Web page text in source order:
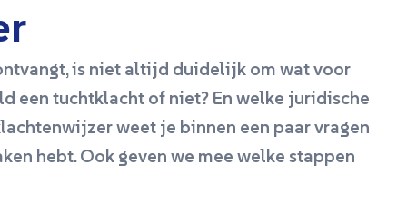
is niet altijd duidelijk om wat voor
een tuchtklacht of niet? En welke juridische
weet je binnen een paar vragen
hebt. Ook geven we mee welke stappen